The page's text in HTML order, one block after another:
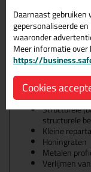
Keramiek,
Mortel,
Staal, ijzer,
Hout
Polyester
Epoxy
Glas
Herstelling en
Structurele
structurele
Kleine
Honingraten
Metalen
Verlijmen
Daarnaast gebruiken
gepersonaliseerde
waaronder
Meer informatie over
https://
Cookies